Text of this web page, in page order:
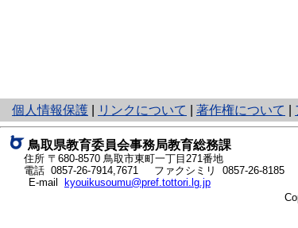
個人情報保護
と
り
ネ
ッ
ト
へ
リンクについて 著作権について
鳥取県教育委員会事務局教育総務課
住所 〒680-8570 鳥取市東町一丁目271番地
電話 0857-26-7914 7671
ファクシミリ 0857-26-8185
E-mail kyouikusoumu@pref.tottori.lg.jp